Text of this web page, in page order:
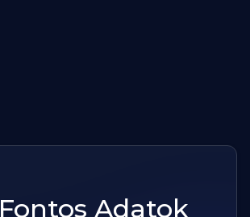
Fontos Adatok